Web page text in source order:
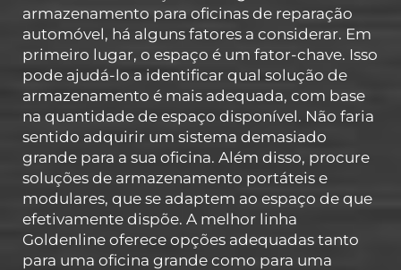
armazenamento para oficinas de reparação
automóvel, há alguns fatores a considerar. Em
primeiro lugar, o espaço é um fator-chave. Isso
pode ajudá-lo a identificar qual solução de
armazenamento é mais adequada, com base
na quantidade de espaço disponível. Não faria
sentido adquirir um sistema demasiado
grande para a sua oficina. Além disso, procure
soluções de armazenamento portáteis e
modulares, que se adaptem ao espaço de que
efetivamente dispõe. A melhor linha
Goldenline oferece opções adequadas tanto
para uma oficina grande como para uma